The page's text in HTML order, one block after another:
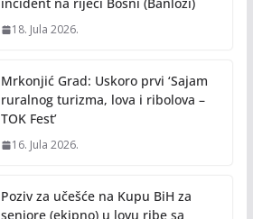
18. Jula 2026.
Mrkonjić Grad: Uskoro prvi ‘Sajam
ruralnog turizma, lova i ribolova –
TOK Fest’
16. Jula 2026.
Poziv za učešće na Kupu BiH za
seniore (ekipno) u lovu ribe sa